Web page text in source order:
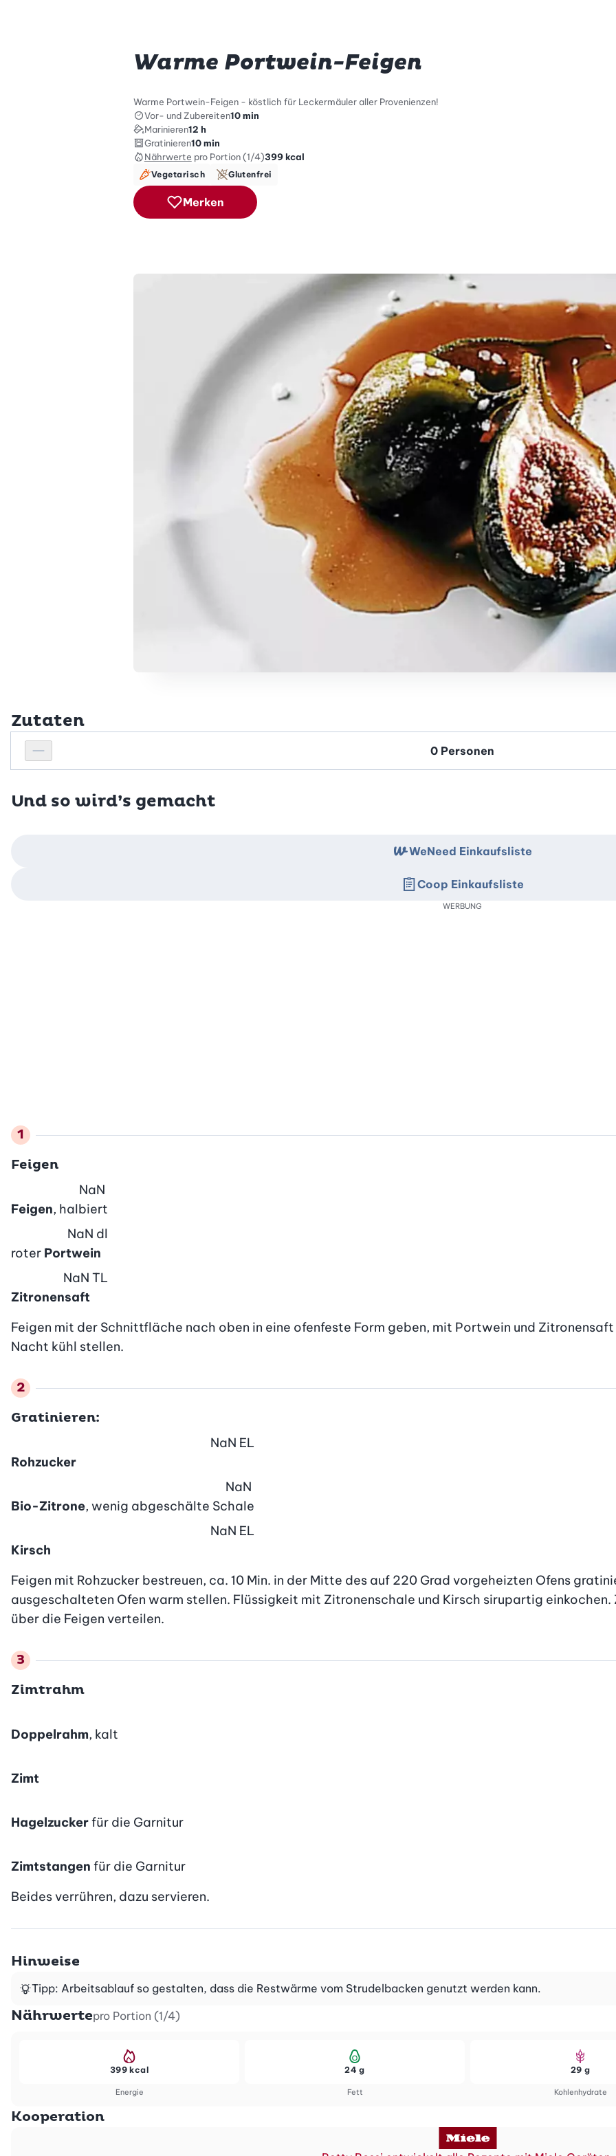
Warme Portwein-Feigen
Warme Portwein-Feigen - köstlich für Leckermäuler aller Provenienzen!
Vor- und Zubereiten10 min
Marinieren12 h
Gratinieren10 min
Nährwerte pro Portion (1/4)399 kcal
Vegetarisch Glutenfrei
Merken
Zutaten
Personenanzahl verringern
Personenanzahl
Und so wird’s gemacht
Feigen
Feigen, halbiert
NaN
roter Portwein
NaN dl
Zitronensaft
NaN TL
Feigen mit der Schnittfläche nach oben in eine ofenfeste Form geben, mit Portwein und
Nacht kühl stellen.
Gratinieren:
Rohzucker
NaN EL
Bio-Zitrone, wenig abgeschälte Schale
NaN
Kirsch
NaN EL
Feigen mit Rohzucker bestreuen, ca. 10 Min. in der Mitte des auf 220 Grad vorgeheizten Ofens
ausgeschalteten Ofen warm stellen. Flüssigkeit mit Zitronenschale und Kirsch sirupartig einkochen.
über die Feigen verteilen.
Zimtrahm
Doppelrahm, kalt
Zimt
Hagelzuckerfür die Garnitur
Zimtstangen für die Garnitur
Beides verrühren, dazu servieren.
WeNeed Einkaufsliste
Coop Einkaufsliste
WERBUNG
Hinweise
Tipp: Arbeitsablauf so gestalten, dass die Restwärme vom Strudelbacken genutzt werden kann.
Nährwertepro Portion (1/4)
Energie
399 kcal
Fett
24 g
Kohlenhydrate
29 g
Kooperation